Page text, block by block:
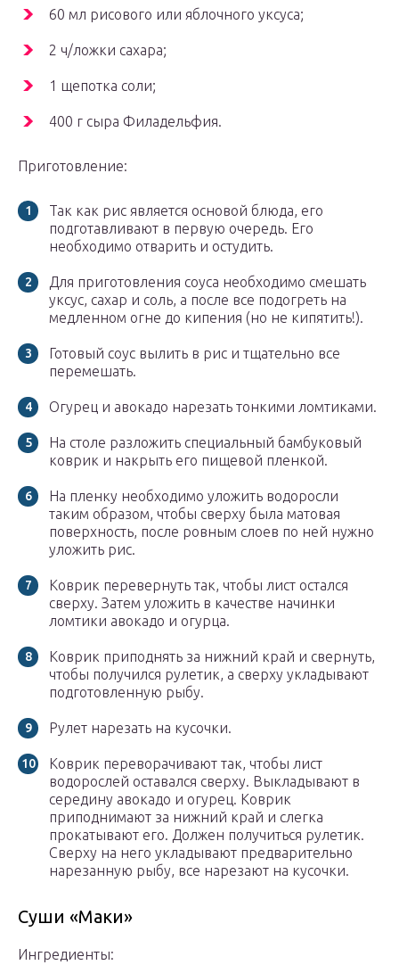
60 мл рисового или яблочного уксуса;
2 ч/ложки сахара;
1 щепотка соли;
400 г сыра Филадельфия.
Приготовление:
Так как рис является основой блюда, его
подготавливают в первую очередь. Его
необходимо отварить и остудить.
Для приготовления соуса необходимо смешать
уксус, сахар и соль, а после все подогреть на
медленном огне до кипения (но не кипятить!).
Готовый соус вылить в рис и тщательно все
перемешать.
Огурец и авокадо нарезать тонкими ломтиками.
На столе разложить специальный бамбуковый
коврик и накрыть его пищевой пленкой.
На пленку необходимо уложить водоросли
таким образом, чтобы сверху была матовая
поверхность, после ровным слоев по ней нужно
уложить рис.
Коврик перевернуть так, чтобы лист остался
сверху. Затем уложить в качестве начинки
ломтики авокадо и огурца.
Коврик приподнять за нижний край и свернуть,
чтобы получился рулетик, а сверху укладывают
подготовленную рыбу.
Рулет нарезать на кусочки.
Коврик переворачивают так, чтобы лист
водорослей оставался сверху. Выкладывают в
середину авокадо и огурец. Коврик
приподнимают за нижний край и слегка
прокатывают его. Должен получиться рулетик.
Сверху на него укладывают предварительно
нарезанную рыбу, все нарезают на кусочки.
Суши «Маки»
Ингредиенты: